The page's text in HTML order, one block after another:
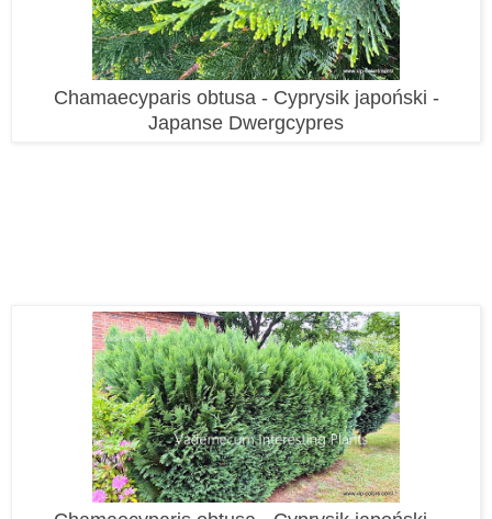
Chamaecyparis obtusa - Cyprysik japoński -
Japanse Dwergcypres